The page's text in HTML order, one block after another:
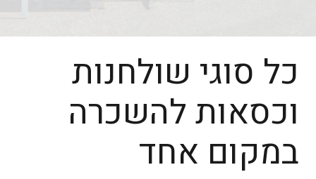
כל סוגי שולחנות
וכסאות להשכרה
במקום אחד